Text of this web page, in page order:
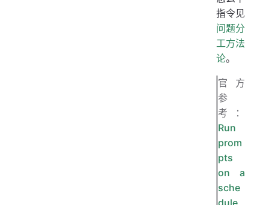
指令见
问题分
工方法
论。
官方
参
考：
Run
prom
pts
on a
sche
dule